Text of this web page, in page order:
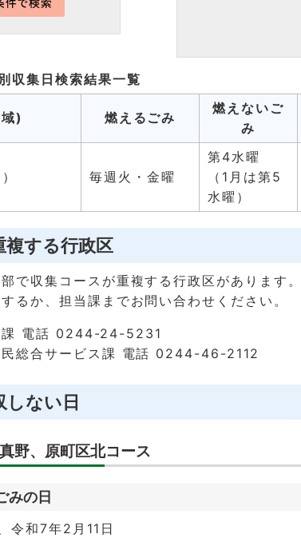
収集日検索結果一覧
) 燃えるごみ
燃えないご
み
毎週火・金曜
第4水曜
（1月は第5
水曜）
複する行政区
で収集コースが重複する行政区があります。
るか、担当課までお問い合わせください。
課 電話 0244-24-5231
民総合サービス課 電話 0244-46-2112
しない日
野、原町区北コース
みの日
令和7年2月11日